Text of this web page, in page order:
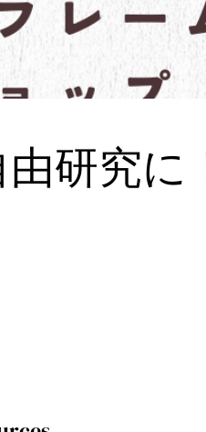
由研究